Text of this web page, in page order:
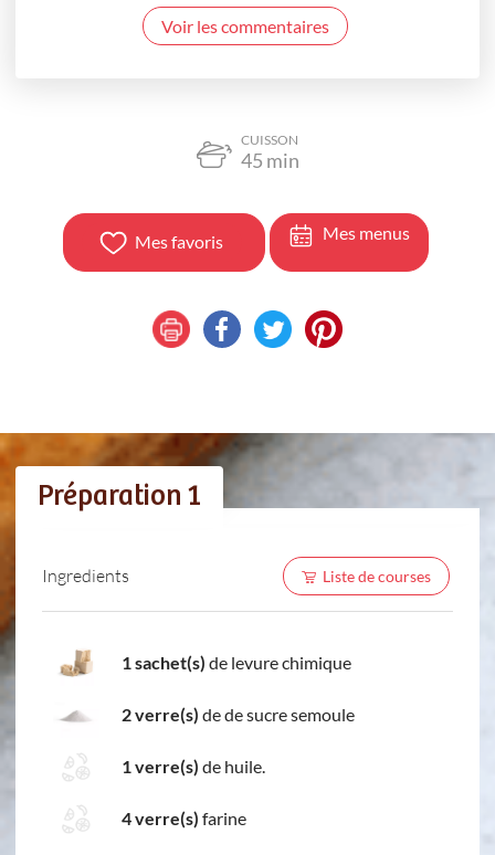
Voir les commentaires
CUISSON
45 min
Mes favoris Mes menus
Préparation 1
Ingredients Liste de courses
1 sachet(s) de levure chimique
2 verre(s) de de sucre semoule
1 verre(s) de huile.
4 verre(s) farine